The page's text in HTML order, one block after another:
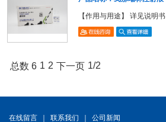
【作用与用途】 详见说明书
总数 6 1 2 下一页 1/2
在线留言 联系我们 公司新闻